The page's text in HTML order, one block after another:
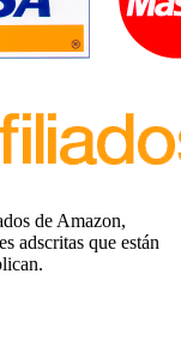
de Amazon,
adscritas que están